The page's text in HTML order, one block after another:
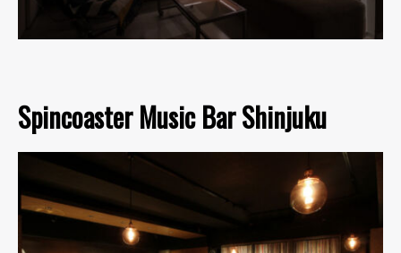
Spincoaster Music Bar Shinjuku